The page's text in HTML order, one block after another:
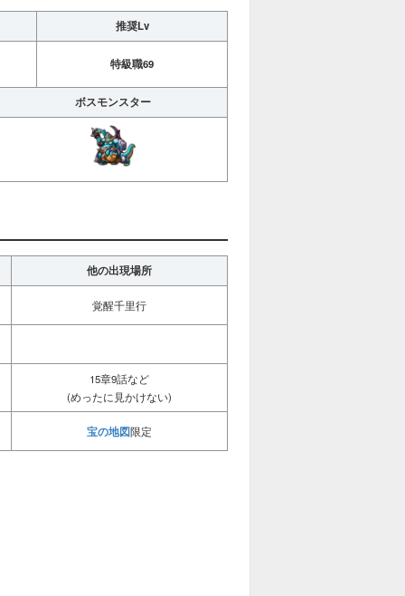
推奨Lv
特級職69
ボスモンスター
他の出現場所
覚醒千里行
15章9話など
(めったに見かけない)
宝の地図限定